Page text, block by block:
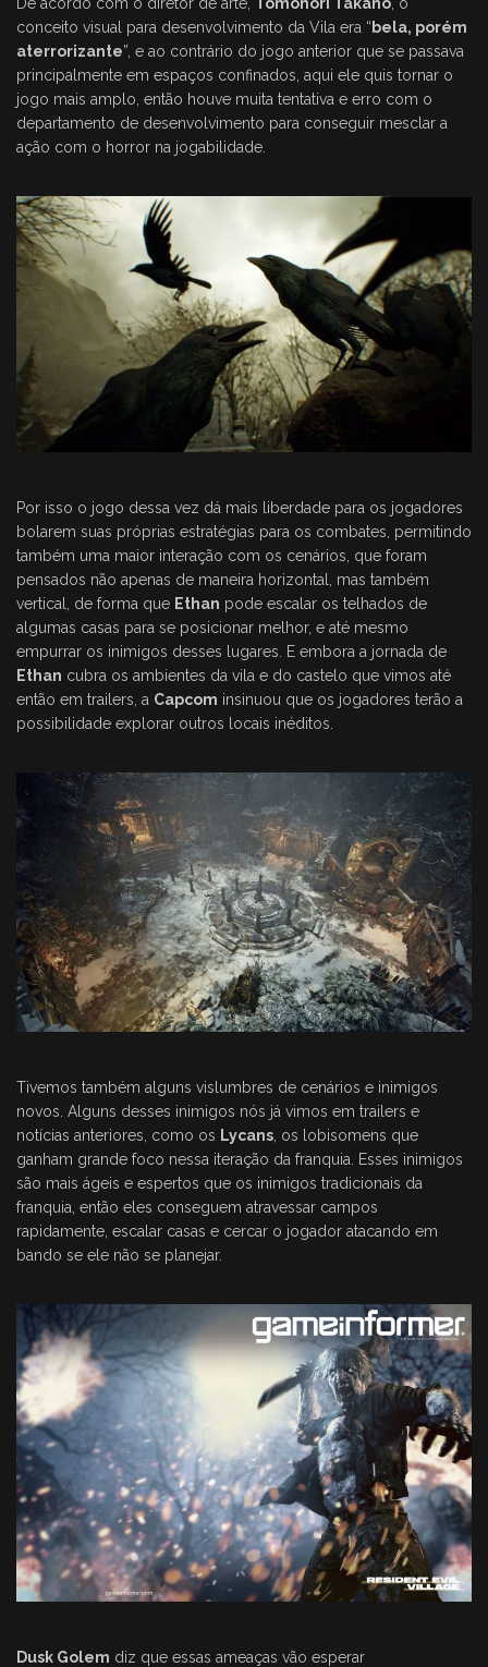
conceito visual para desenvolvimento da Vila era “bela, porém
aterrorizante”, e ao contrário do jogo anterior que se passava
principalmente em espaços confinados, aqui ele quis tornar o
jogo mais amplo, então houve muita tentativa e erro com o
departamento de desenvolvimento para conseguir mesclar a
ação com o horror na jogabilidade.
Por isso o jogo dessa vez dá mais liberdade para os jogadores
bolarem suas próprias estratégias para os combates, permitindo
também uma maior interação com os cenários, que foram
pensados não apenas de maneira horizontal, mas também
vertical, de forma que Ethan pode escalar os telhados de
algumas casas para se posicionar melhor, e até mesmo
empurrar os inimigos desses lugares. E embora a jornada de
Ethan cubra os ambientes da vila e do castelo que vimos até
então em trailers, a Capcom insinuou que os jogadores terão a
possibilidade explorar outros locais inéditos.
Tivemos também alguns vislumbres de cenários e inimigos
novos. Alguns desses inimigos nós já vimos em trailers e
notícias anteriores, como os Lycans , os lobisomens que
ganham grande foco nessa iteração da franquia. Esses inimigos
são mais ágeis e espertos que os inimigos tradicionais da
franquia, então eles conseguem atravessar campos
rapidamente, escalar casas e cercar o jogador atacando em
bando se ele não se planejar.
Dusk Golem diz que essas ameaças vão esperar